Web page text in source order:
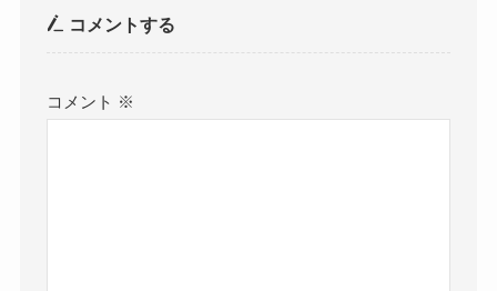
コメントする
コメント ※